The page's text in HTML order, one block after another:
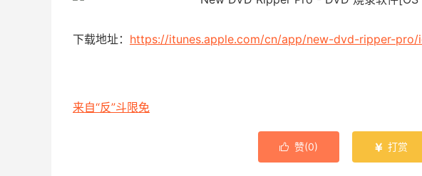
下载地址： https://itunes.apple.com/cn/app/new-dvd-ripper-pro/
来自“反”斗限免
 赞(0)  打赏